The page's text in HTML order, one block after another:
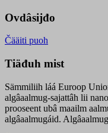
Ovdâsijđo
Čääiti puoh
Tiäđuh mist
Sämmiliih láá Euroop
algâaalmug-sajattâh lii
prooseent ubâ maailm
algâaalmugáid.